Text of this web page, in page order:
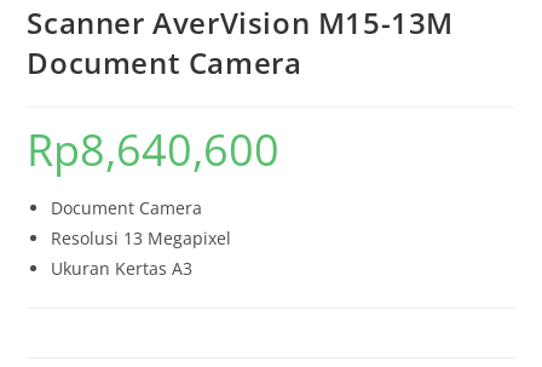
Scanner AverVision M15-13M
Document Camera
Rp8,640,600
Document Camera
Resolusi 13 Megapixel
Ukuran Kertas A3